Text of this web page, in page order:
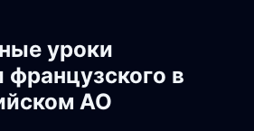
уроки
французского в
АО